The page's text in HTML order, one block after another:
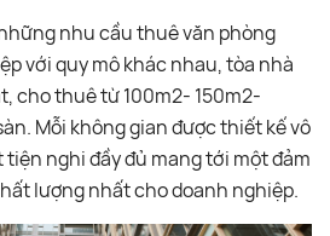
nhu cầu thuê văn phòng
với quy mô khác nhau, tòa nhà
cho thuê từ 100m2- 150m2-
Mỗi không gian được thiết kế vô
nghi đầy đủ mang tới một đảm
lượng nhất cho doanh nghiệp.